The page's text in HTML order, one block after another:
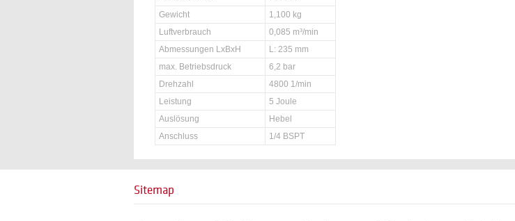
Gewicht
1,100 kg
Luftverbrauch
0,085 m³/min
Abmessungen LxBxH
L: 235 mm
max. Betriebsdruck
6,2 bar
Drehzahl
4800 1/min
Leistung
5 Joule
Auslösung
Hebel
Anschluss
1/4 BSPT
Sitemap